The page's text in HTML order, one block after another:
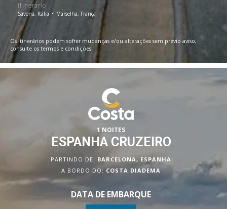
Itinerário
Savona, Itália
Marselha, França
Os itinerários podem sofrer mudanças e/ou alterações sem prévio aviso,
consulte os termos e condições.
1 NOITES
ESPANHA CRUZEIRO
PARTINDO DE: BARCELONA, ESPANHA
A BORDO DO: COSTA DIADEMA
DATA DE EMBARQUE